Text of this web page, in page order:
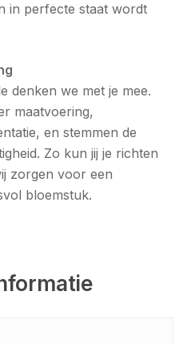
in perfecte staat wordt
denken we met je mee.
maatvoering,
en stemmen de
Zo kun jij je richten
zorgen voor een
bloemstuk.